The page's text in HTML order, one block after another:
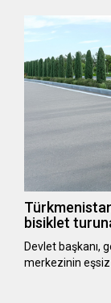
bisiklet
Devlet başkanı,
merkezinin eşsiz